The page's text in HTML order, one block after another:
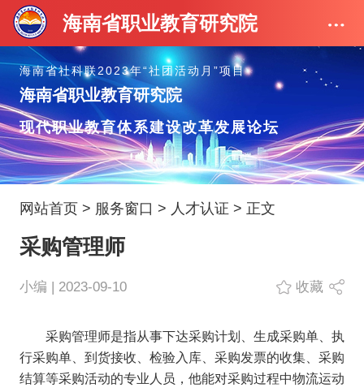
海南省职业教育研究院
海南省社科联2023年“社团活动月”项目
海南省职业教育研究院
现代职业教育体系建设改革发展论坛
网站首页 > 服务窗口 > 人才认证 > 正文
采购管理师
小编 | 2023-09-10 收藏
采购管理师是指从事下达采购计划、生成采购单、执
行采购单、到货接收、检验入库、采购发票的收集、采购
结算等采购活动的专业人员，他能对采购过程中物流运动